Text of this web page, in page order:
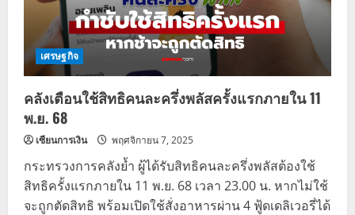
ตัง
สิทธิ
ไม่
หลุด
เศรษฐกิจ
คลังเตือนใช้สิทธิคนละครึ่งพลัสครั้งแรกภายใน 11
พ.ย. 68
เซียนการเงิน พฤศจิกายน 7, 2025
กระทรวงการคลังย้ำ ผู้ได้รับสิทธิคนละครึ่งพลัสต้องใช้
สิทธิครั้งแรกภายใน 11 พ.ย. 68 เวลา 23.00 น. หากไม่ใช้
จะถูกตัดสิทธิ พร้อมเปิดใช้สั่งอาหารผ่าน 4 ฟู้ดเดลิเวอรี่ได้